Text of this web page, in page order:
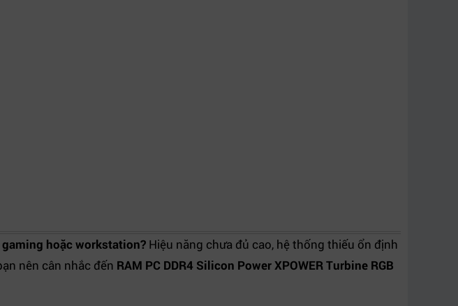
gaming hoặc workstation? Hiệu năng chưa đủ cao, hệ thống thiếu ổn định
nên cân nhắc đến RAM PC DDR4 Silicon Power XPOWER Turbine RGB